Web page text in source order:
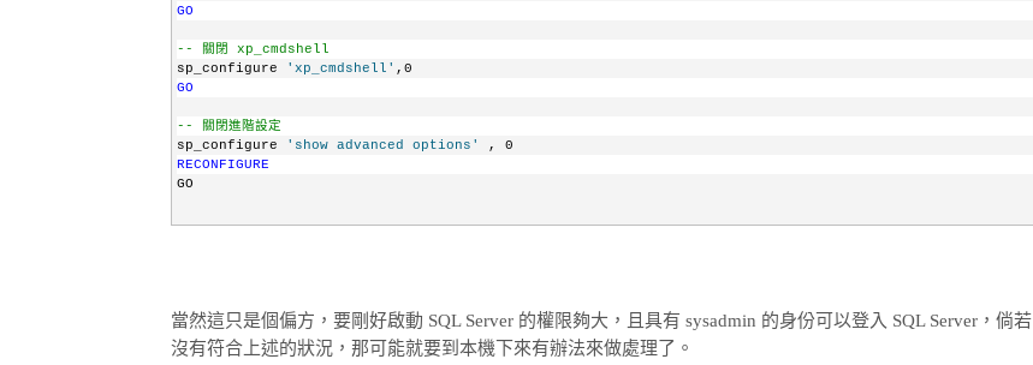
GO
-- 關閉 xp_cmdshell
sp_configure
'xp_cmdshell' ,0
GO
-- 關閉進階設定
sp_configure
'show advanced options'
, 0
RECONFIGURE
GO
當然這只是個偏方，要剛好啟動 SQL Server 的權限夠大，且具有 sysadmin 的身份可以登入 SQL Server，倘若
沒有符合上述的狀況，那可能就要到本機下來有辦法來做處理了。